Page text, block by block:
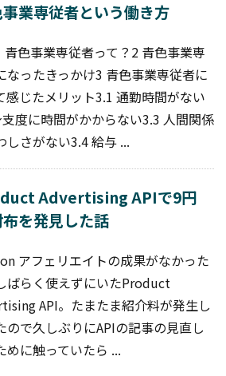
業専従者という働き方
青色事業専従者って？2 青色事業専
なったきっかけ3 青色事業専従者に
感じたメリット3.1 通勤時間がない
度に時間がかからない3.3 人間関係
しさがない3.4 給与 ...
Advertising APIで9円
を発見した話
アフェリエイトの成果がなかった
ばらく使えずにいたProduct
API。たまたま紹介料が発生し
ので久しぶりにAPIの記事の見直し
めに触っていたら ...